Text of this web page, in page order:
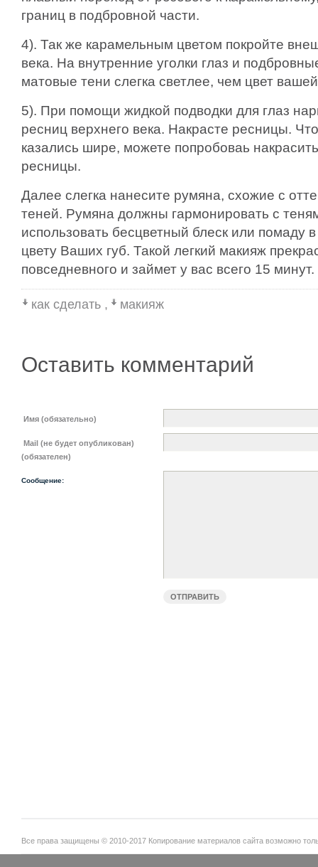
границ в подбровной части.
4). Так же карамельным цветом покройте
века. На внутренние уголки глаз и
матовые тени слегка светлее, чем цвет
5). При помощи жидкой подводки для глаз
ресниц верхнего века. Накрасте ресницы.
казались шире, можете попробоваь
ресницы.
Далее слегка нанесите румяна, схожие с
теней. Румяна должны гармонировать с
использовать бесцветный блеск или помаду
цвету Ваших губ. Такой легкий макияж
повседневного и займет у вас всего 15 минут.
как сделать , макияж
Оставить комментарий
Имя (обязательно)
Mail (не будет опубликован)
(обязателен)
Сообщение:
Все права защищены © 2010-2017 Копирование материалов сайта возможно